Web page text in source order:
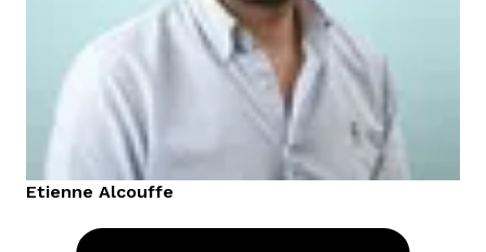
Etienne Alcouffe